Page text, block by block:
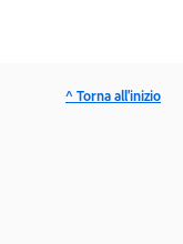
^ Torna all'inizio